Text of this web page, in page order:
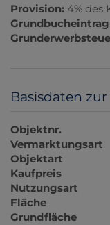
Provision: 4% des
Basisdaten
Objektnr.
Vermarktungsart
Objektart
Kaufpreis
Nutzungsart
Fläche
Grundfläche